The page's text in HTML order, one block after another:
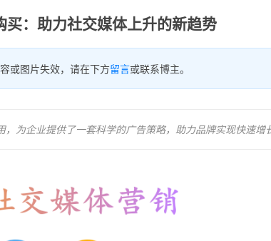
：助力社交媒体上升的新趋势
或图片失效，请在下方留言或联系博主。
为企业提供了一套科学的广告策略，助力品牌实现快速增